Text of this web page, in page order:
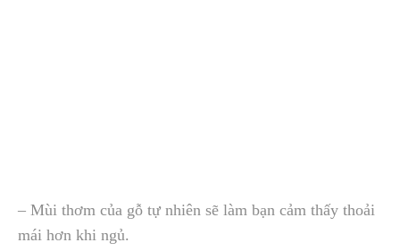
– Mùi thơm của gỗ tự nhiên sẽ làm bạn cảm thấy thoải
mái hơn khi ngủ.